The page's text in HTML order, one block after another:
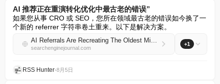
AI 推荐正在重演转化优化中最古老的错误”
如果您从事 CRO 或 SEO，您所在领域最古老的错误如今换了一
个新的 referrer 字符串卷土重来。以下是解决方案。
AI Referrals Are Recreating The Oldest Mistake In Conversion Optimization
searchenginejournal.com
+1
RSS Hunter•8月5日